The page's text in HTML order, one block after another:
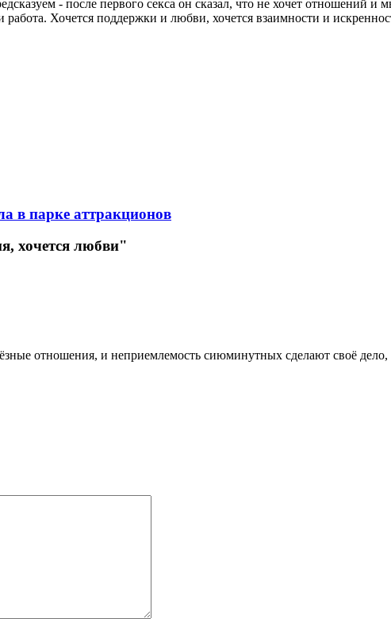
- после первого секса он сказал, что не хочет отношений
Хочется поддержки и любви, хочется взаимности и
в парке аттракционов
хочется любви"
отношения, и неприемлемость сиюминутных сделают своё